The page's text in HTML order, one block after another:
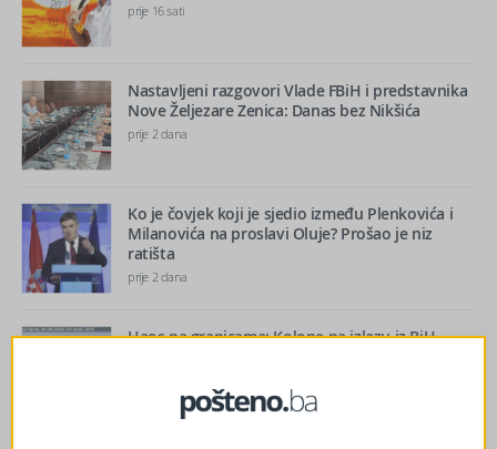
prije 16 sati
Nastavljeni razgovori Vlade FBiH i predstavnika
Nove Željezare Zenica: Danas bez Nikšića
prije 2 dana
Ko je čovjek koji je sjedio između Plenkovića i
Milanovića na proslavi Oluje? Prošao je niz
ratišta
prije 2 dana
Haos na granicama: Kolone na izlazu iz BiH,